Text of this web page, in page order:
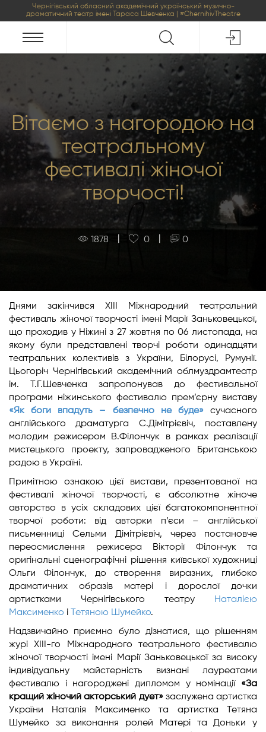
Чернігівський обласний академічний український музично-
драматичний театр імені Тараса Шевченка | #ChernihivTheatre
Вітаємо з нагородою на
театральному
фестивалі жіночої
творчості!
1878 0 0
Днями закінчився XIII Міжнародний театральний
фестиваль жіночої творчості імені Марії Заньковецької,
що проходив у Ніжині з 27 жовтня по 06 листопада, на
якому були представлені творчі роботи одинадцяти
театральних колективів з України, Білорусі, Румунії.
Цьогоріч Чернігівський академічний облмуздрамтеатр
ім. Т.Г.Шевченка запропонував до фестивальної
програми ніжинського фестивалю прем’єрну виставу
«Як боги впадуть – безпечно не буде»сучасного
англійського драматурга С.Дімітрієвіч, поставлену
молодим режисером В.Філончук в рамках реалізації
мистецького проекту, запровадженого Британською
радою в Україні.
Примітною ознакою цієї вистави, презентованої на
фестивалі жіночої творчості, є абсолютне жіноче
авторство в усіх складових цієї багатокомпонентної
творчої роботи: від авторки п’єси – англійської
письменниці Сельми Дімітрієвіч, через постановче
переосмислення режисера Вікторії Філончук та
оригінальні сценографічні рішення київської художниці
Ольги Філончук, до створення виразних, глибоко
драматичних образів матері і дорослої дочки
артистками Чернігівського театру
Наталією
Максименко і Тетяною Шумейко.
Надзвичайно приємно було дізнатися, що рішенням
журі XIII-го Міжнародного театрального фестивалю
жіночої творчості імені Марії Заньковецької за високу
індивідуальну майстерність визнані лауреатами
фестивалю і нагороджені дипломом у номінації «За
кращий жіночий акторський дует»заслужена артистка
України Наталія Максименко та артистка Тетяна
Шумейко за виконання ролей Матері та Доньки у